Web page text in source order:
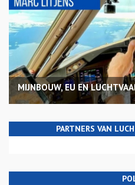
MIJNBOUW, EU EN
PARTNERS VAN